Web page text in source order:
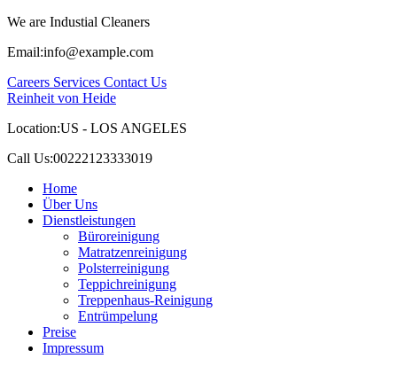
We are Industial Cleaners
Email:info@example.com
Careers Services Contact Us
Reinheit von Heide
Location:US - LOS ANGELES
Call Us:00222123333019
Home
Über Uns
Dienstleistungen
Büroreinigung
Matratzenreinigung
Polsterreinigung
Teppichreinigung
Treppenhaus-Reinigung
Entrümpelung
Preise
Impressum